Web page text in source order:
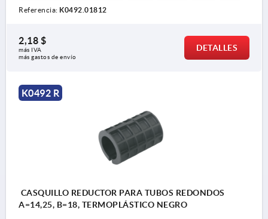
Referencia: K0492.01812
2,18 $
más IVA
más gastos de envío
DETALLES
K0492 R
CASQUILLO REDUCTOR PARA TUBOS REDONDOS
A=14,25, B=18, TERMOPLÁSTICO NEGRO